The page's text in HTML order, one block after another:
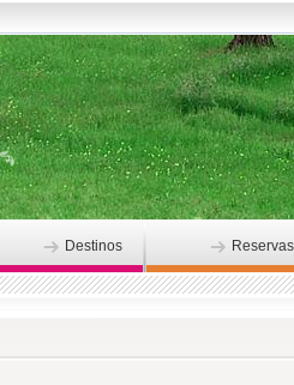
Destinos Reservas